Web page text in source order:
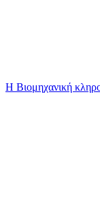
Η Βιομηχανική